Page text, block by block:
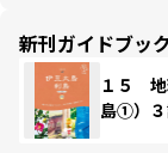
新刊ガイドブッ
１５
島①）